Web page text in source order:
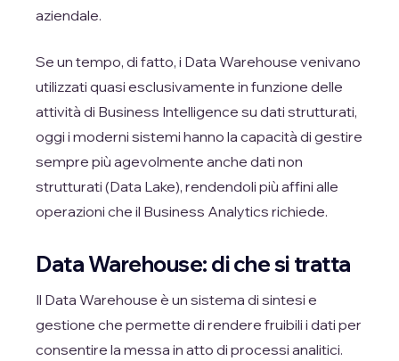
aziendale.
Se un tempo, di fatto, i Data Warehouse venivano
utilizzati quasi esclusivamente in funzione delle
attività di Business Intelligence su dati strutturati,
oggi i moderni sistemi hanno la capacità di gestire
sempre più agevolmente anche dati non
strutturati (Data Lake), rendendoli più affini alle
operazioni che il Business Analytics richiede.
Data Warehouse: di che si tratta
Il Data Warehouse è un sistema di sintesi e
gestione che permette di rendere fruibili i dati per
consentire la messa in atto di processi analitici.